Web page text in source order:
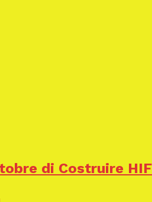
di Costruire